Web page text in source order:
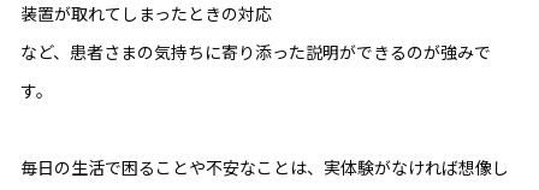
装置が取れてしまったときの対応
など、患者さまの気持ちに寄り添った説明ができるのが強みで
す。
毎日の生活で困ることや不安なことは、実体験がなければ想像し